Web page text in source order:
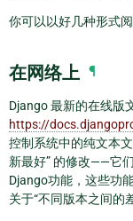
你可以以好几种形式
在网络上 ¶
Django 最新的在线版
https://
控制系统中的纯文本
新最好” 的修改——它
Django功能，这些功
关于“不同版本之间的